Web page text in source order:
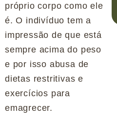
próprio corpo como ele
é. O indivíduo tem a
impressão de que está
sempre acima do peso
e por isso abusa de
dietas restritivas e
exercícios para
emagrecer.